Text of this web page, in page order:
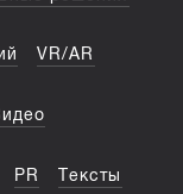
VR/AR
PR
Тексты